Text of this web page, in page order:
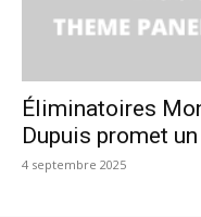
Éliminatoires
Dupuis promet
4 septembre 2025